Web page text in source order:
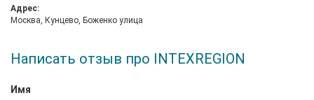
Адрес:
Москва, Кунцево, Боженко улица
Написать отзыв про INTEXREGION
Имя